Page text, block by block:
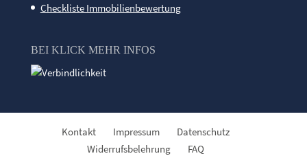
Checkliste Immobilienbewertung
BEI KLICK MEHR INFOS
Kontakt Impressum
Datenschutz
Widerrufsbelehrung
FAQ